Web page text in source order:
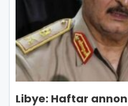
Libye: Haftar